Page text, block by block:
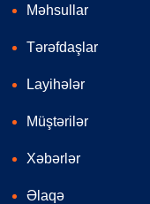
Məhsullar
Tərəfdaşlar
Layihələr
Müştərilər
Xəbərlər
Əlaqə